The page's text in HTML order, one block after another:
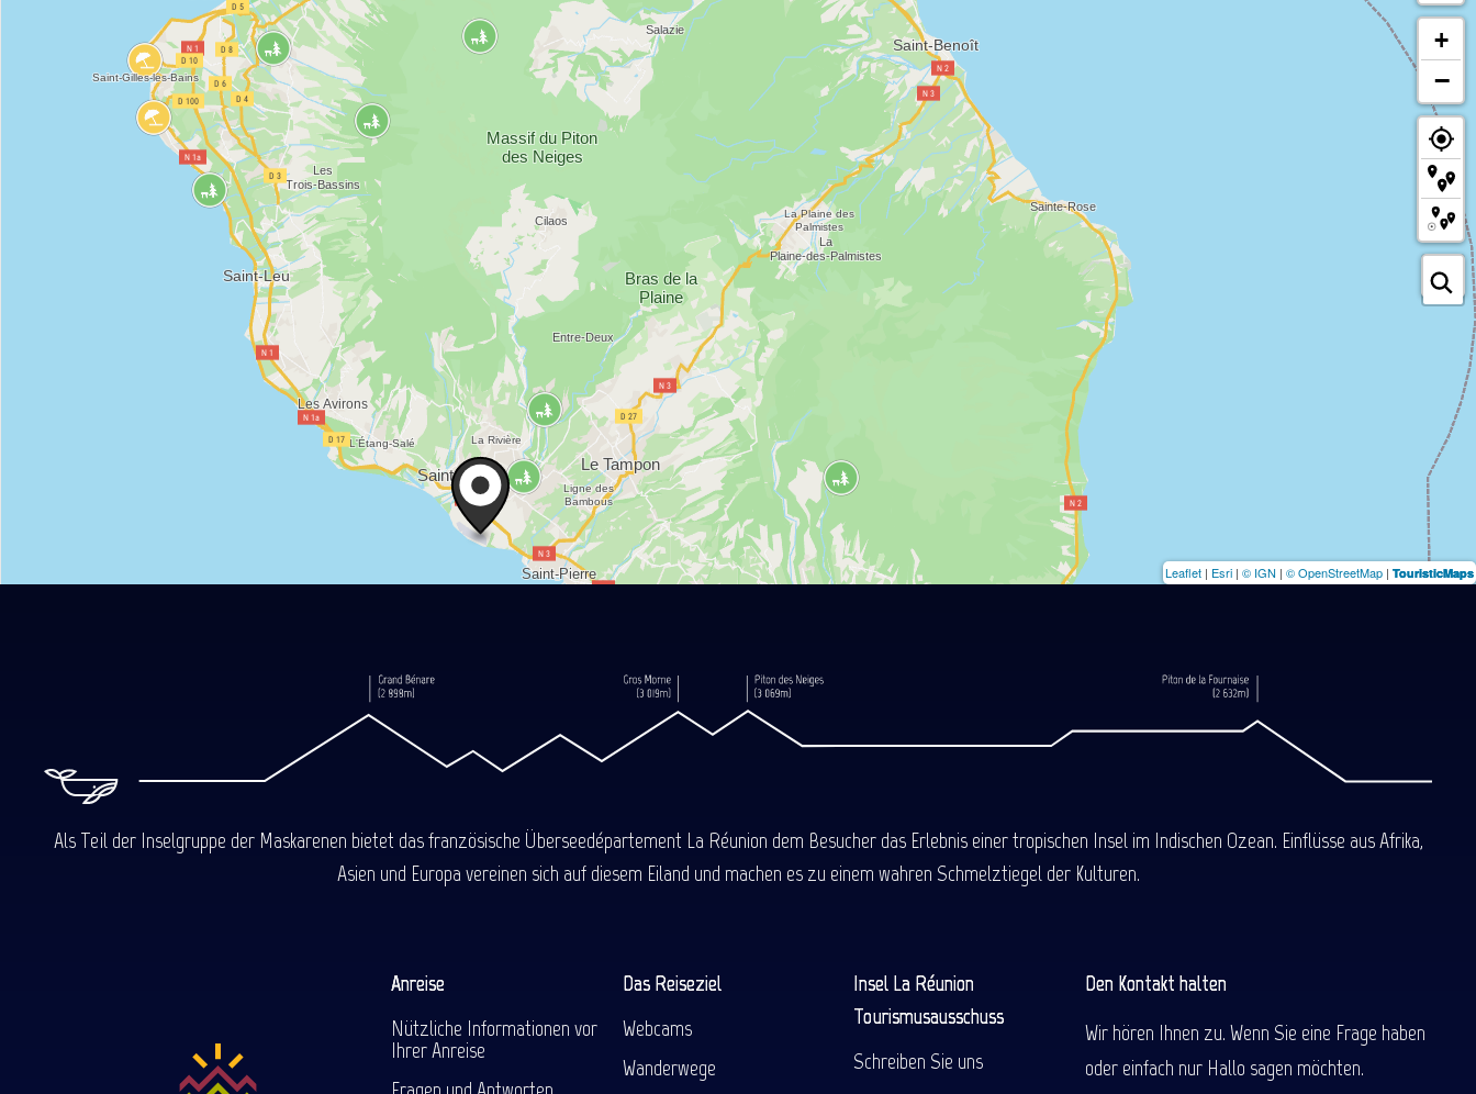
+
−
Leaflet | Esri | © IGN | © OpenStreetMap | TouristicMaps
Als Teil der Inselgruppe der Maskarenen bietet das französische Überseedépartement La Réunion dem Besucher das Erlebnis einer tropischen Insel im Indischen Ozean. Einflüsse aus Afrika,
Asien und Europa vereinen sich auf diesem Eiland und machen es zu einem wahren Schmelztiegel der Kulturen.
Anreise
Nützliche Informationen vor
Ihrer Anreise
Das Reiseziel
Webcams
Wanderwege
Insel La Réunion
Tourismusausschuss
Schreiben Sie uns
Den Kontakt halten
Wir hören Ihnen zu. Wenn Sie eine Frage haben
oder einfach nur Hallo sagen möchten.